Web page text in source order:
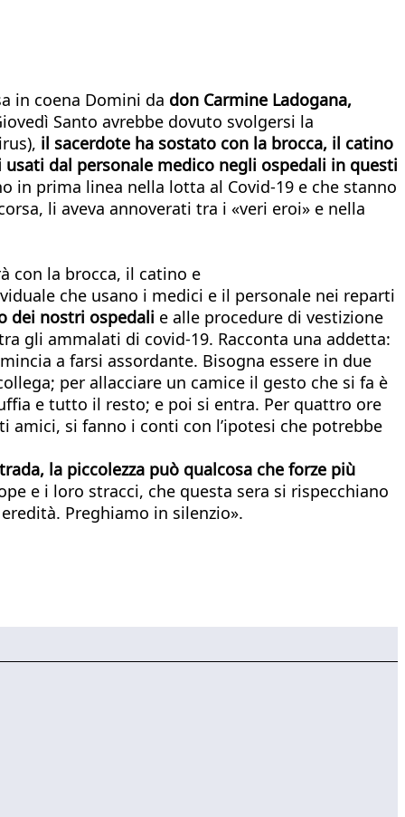
in coena Domini da don Carmine Ladogana,
Santo avrebbe dovuto svolgersi la
il sacerdote ha sostato con la brocca, il catino
dal personale medico negli ospedali in questi
prima linea nella lotta al Covid-19 e che stanno
li aveva annoverati tra i «veri eroi» e nella
con la brocca, il catino e
che usano i medici e il personale nei reparti
dei nostri ospedali e alle procedure di vestizione
gli ammalati di covid-19. Racconta una addetta:
a farsi assordante. Bisogna essere in due
per allacciare un camice il gesto che si fa è
e tutto il resto; e poi si entra. Per quattro ore
si fanno i conti con l’ipotesi che potrebbe
la piccolezza può qualcosa che forze più
e i loro stracci, che questa sera si rispecchiano
Preghiamo in silenzio».